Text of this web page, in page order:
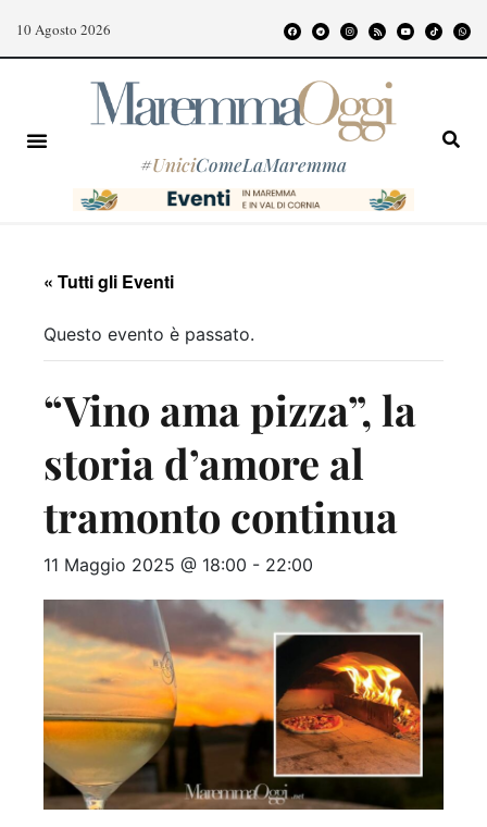
10 Agosto 2026
#UniciComeLaMaremma
« Tutti gli Eventi
Questo evento è passato.
“Vino ama pizza”, la
storia d’amore al
tramonto continua
11 Maggio 2025 @ 18:00 - 22:00